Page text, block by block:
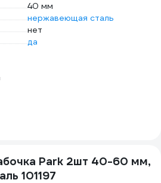
40 мм
нержавеющая сталь
нет
да
Park 2шт 40-60 мм,
101197